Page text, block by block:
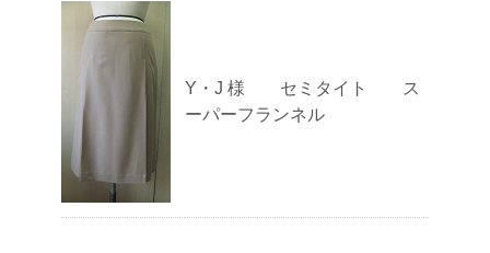
Y・J 様 セミタイト ス
ーパーフランネル